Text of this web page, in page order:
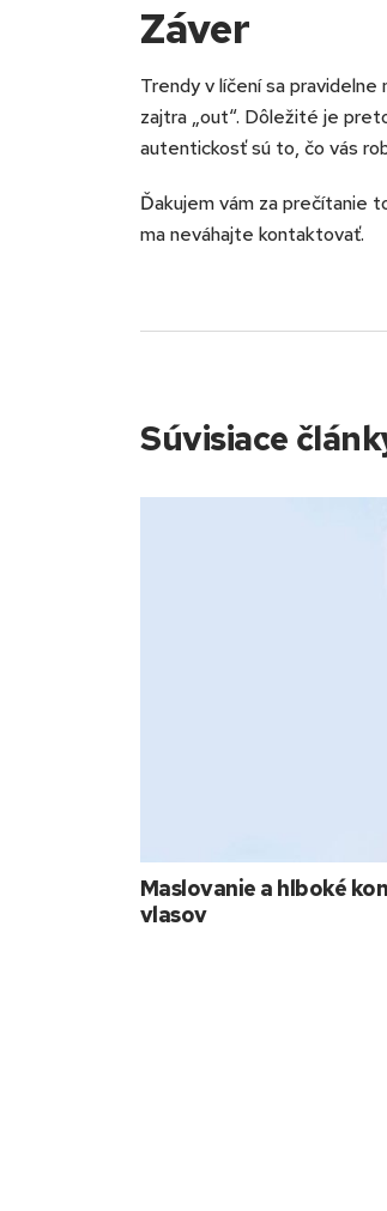
Záver
Trendy v líčení sa
zajtra „out“. Dôležité je
autentickosť sú to, čo vás
Ďakujem vám za prečítanie
ma neváhajte kontaktovať.
Súvisiace
Maslovanie a hlboké
vlasov